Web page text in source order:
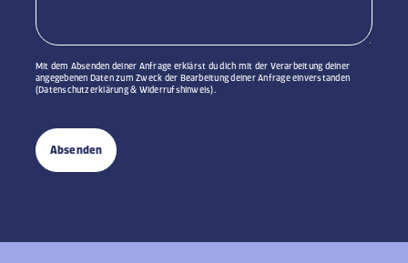
Mit dem Absenden deiner Anfrage erklärst du dich mit der Verarbeitung deiner
angegebenen Daten zum Zweck der Bearbeitung deiner Anfrage einverstanden
(Datenschutzerklärung & Widerrufshinweis).
Absenden